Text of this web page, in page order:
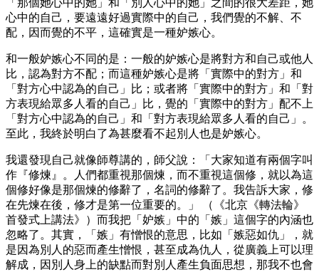
心中的自己，要遠遠好過實際中的自己，我們覺的不解、不
配，因而覺的不平，這確實是一種妒嫉心。
和一般妒嫉心不同的是：一般的妒嫉心是將對方和自己或他人
比，認為對方不配；而這種妒嫉心是將「實際中的對方」和
「對方心中認為的自己」比；或者將「實際中的對方」和「對
方表現給眾多人看的自己」比，覺的「實際中的對方」配不上
「對方心中認為的自己」和「對方表現給眾多人看的自己」。
至此，我終於明白了為甚麼看不起別人也是妒嫉心。
我還發現自己就像師尊講的，師父說：「大家知道有兩個字叫
作『修煉』。人們都重視那個煉，而不重視這個修，就以為這
個修好像是那個煉的修辭了，名詞的修辭了。我告訴大家，修
在先煉在後，修才是第一位重要的。」 （《北京《轉法輪》
首發式上講法》）而我把「妒嫉」中的「嫉」這個字的內涵也
忽略了。其實，「嫉」有憎恨的意思，比如「嫉惡如仇」，就
是因為別人的惡而產生憎恨，甚至成為仇人，從廣義上可以理
解成，因別人身上的缺點而對別人產生負面思想，那我不也會